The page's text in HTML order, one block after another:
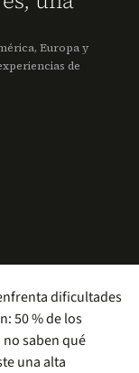
Europa y
de
dificultades
50 % de los
saben qué
una alta